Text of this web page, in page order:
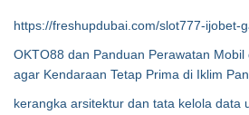
https://freshupdubai.com/slot777-ijobet-
OKTO88 dan Panduan Perawatan
agar Kendaraan Tetap Prima di Iklim
kerangka arsitektur dan tata kelola data